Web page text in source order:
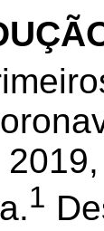
1